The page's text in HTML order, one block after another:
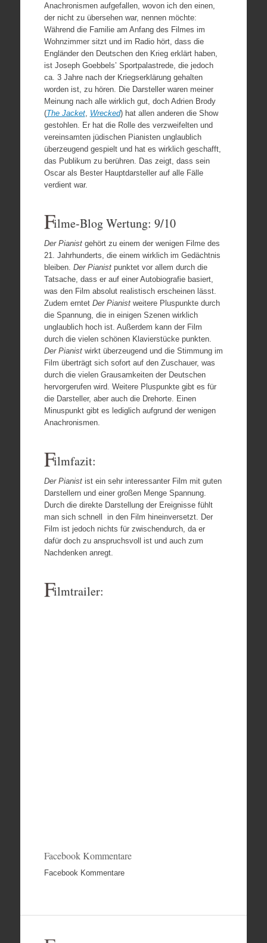
Anachronismen aufgefallen, wovon ich den einen,
der nicht zu übersehen war, nennen möchte:
Während die Familie am Anfang des Filmes im
Wohnzimmer sitzt und im Radio hört, dass die
Engländer den Deutschen den Krieg erklärt haben,
ist Joseph Goebbels’ Sportpalastrede, die jedoch
ca. 3 Jahre nach der Kriegserklärung gehalten
worden ist, zu hören. Die Darsteller waren meiner
Meinung nach alle wirklich gut, doch Adrien Brody
(The Jacket, Wrecked) hat allen anderen die Show
gestohlen. Er hat die Rolle des verzweifelten und
vereinsamten jüdischen Pianisten unglaublich
überzeugend gespielt und hat es wirklich geschafft,
das Publikum zu berühren. Das zeigt, dass sein
Oscar als Bester Hauptdarsteller auf alle Fälle
verdient war.
Filme-Blog Wertung: 9/10
Der Pianistgehört zu einem der wenigen Filme des
21. Jahrhunderts, die einem wirklich im Gedächtnis
bleiben. Der Pianistpunktet vor allem durch die
Tatsache, dass er auf einer Autobiografie basiert,
was den Film absolut realistisch erscheinen lässt.
Zudem erntet Der Pianistweitere Pluspunkte durch
die Spannung, die in einigen Szenen wirklich
unglaublich hoch ist. Außerdem kann der Film
durch die vielen schönen Klavierstücke punkten.
Der Pianistwirkt überzeugend und die Stimmung im
Film überträgt sich sofort auf den Zuschauer, was
durch die vielen Grausamkeiten der Deutschen
hervorgerufen wird. Weitere Pluspunkte gibt es für
die Darsteller, aber auch die Drehorte. Einen
Minuspunkt gibt es lediglich aufgrund der wenigen
Anachronismen.
Filmfazit:
Der Pianistist ein sehr interessanter Film mit guten
Darstellern und einer großen Menge Spannung.
Durch die direkte Darstellung der Ereignisse fühlt
man sich schnell in den Film hineinversetzt. Der
Film ist jedoch nichts für zwischendurch, da er
dafür doch zu anspruchsvoll ist und auch zum
Nachdenken anregt.
Filmtrailer:
Facebook Kommentare
Facebook Kommentare